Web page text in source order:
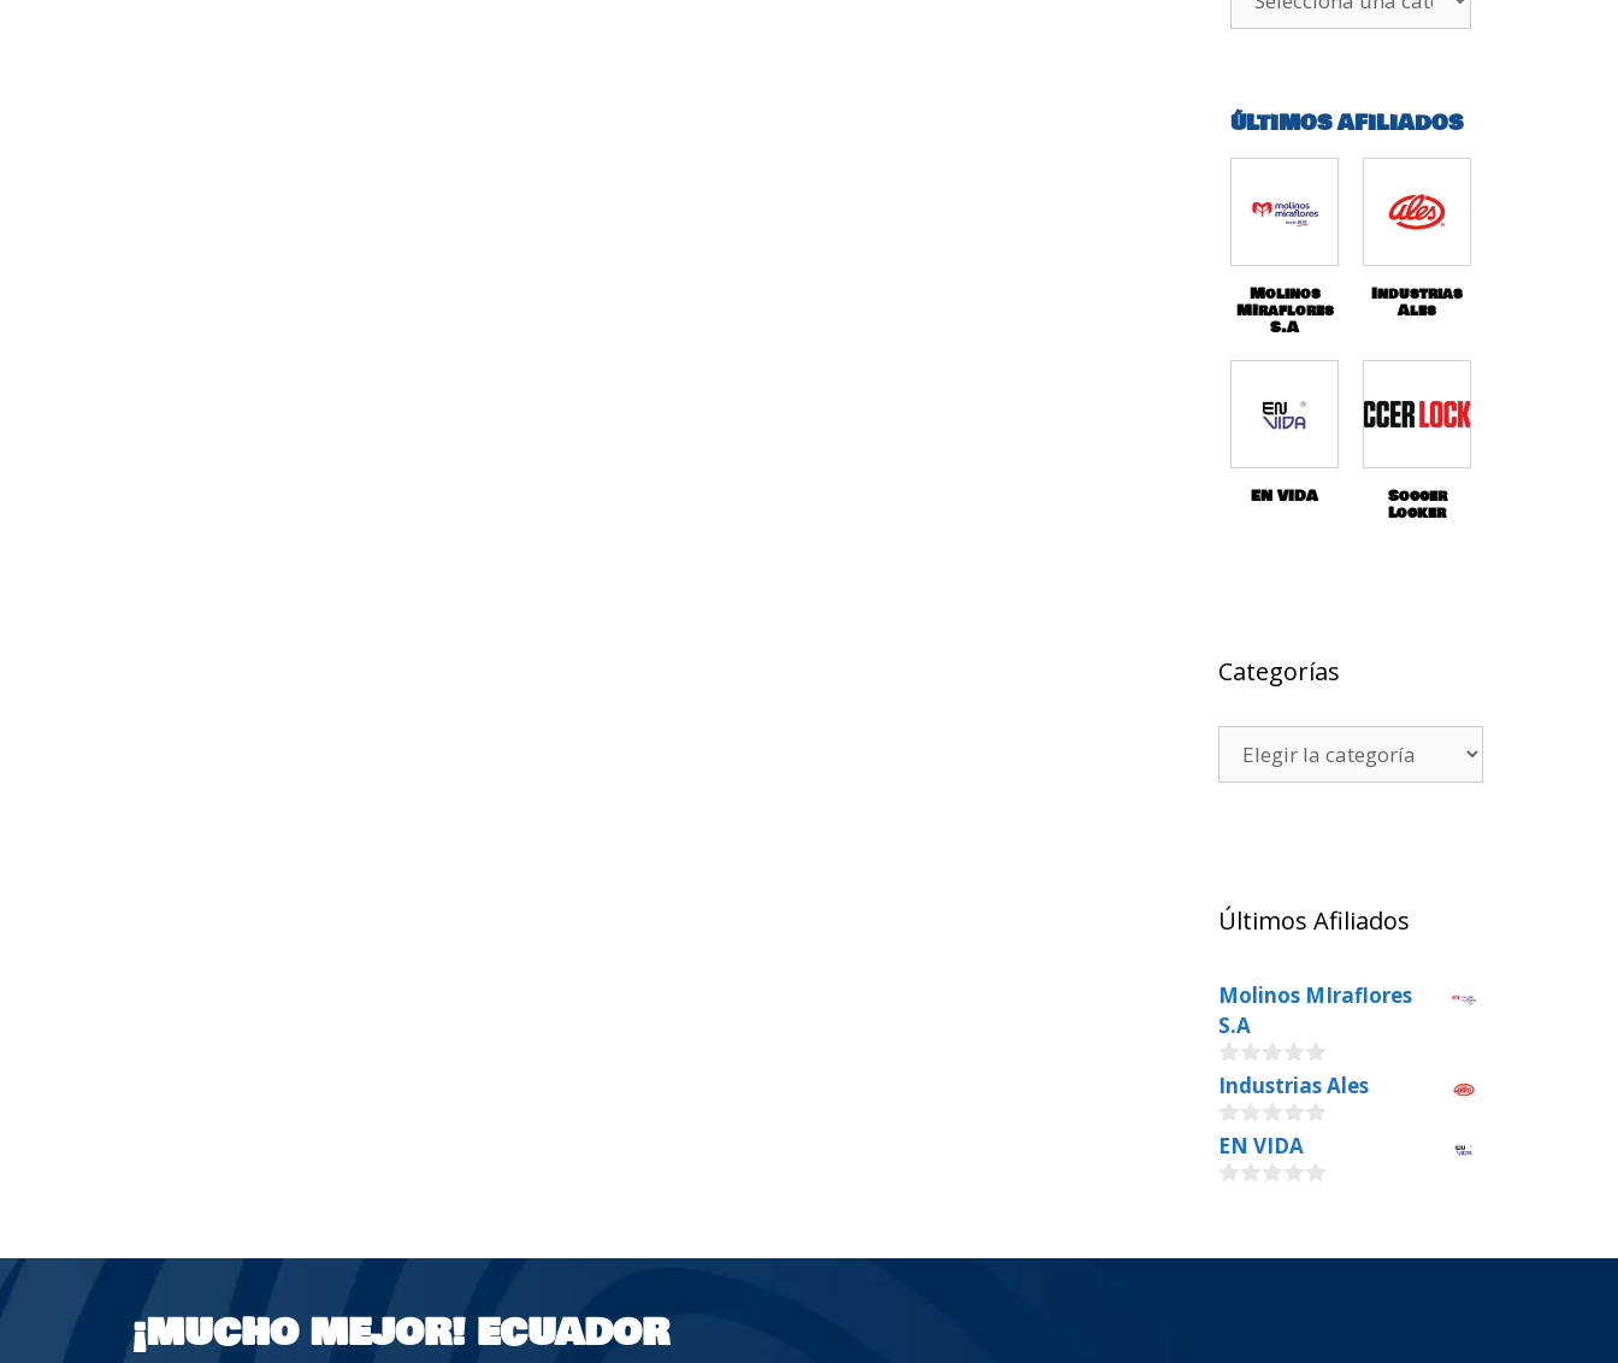
ÚLTIMOS AFILIADOS
Molinos
MIraflores
S.A
Industrias
Ales
EN VIDA Soccer
Locker
Categorías
Últimos Afiliados
Molinos MIraflores
S.A
0
o
u
t
o
f
Industrias Ales
0
o
u
5
EN VIDA
t
¡MUCHO MEJOR! ECUADOR